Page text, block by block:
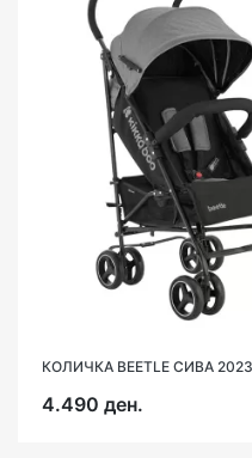
КОЛИЧКА BEETLE СИВА
4.490 ден.